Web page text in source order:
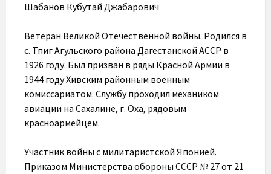
Шабанов Кубутай Джабарович
Ветеран Великой Отечественной войны. Родился в
с. Тпиг Агульского района Дагестанской АССР в
1926 году. Был призван в ряды Красной Армии в
1944 году Хивским районным военным
комиссариатом. Службу проходил механиком
авиации на Сахалине, г. Оха, рядовым
красноармейцем.
Участник войны с милитаристской Японией.
Приказом Министерства обороны СССР № 27 от 21